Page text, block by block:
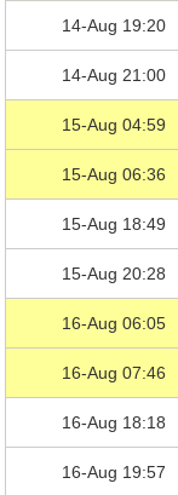
14-Aug 19:20
14-Aug 21:00
15-Aug 04:59
15-Aug 06:36
15-Aug 18:49
15-Aug 20:28
16-Aug 06:05
16-Aug 07:46
16-Aug 18:18
16-Aug 19:57